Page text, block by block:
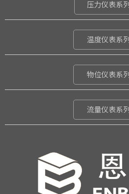
压力仪表系列
温度仪表系列
物位仪表系列
流量仪表系列